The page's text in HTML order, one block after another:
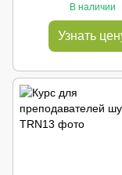
В наличии
Узнать